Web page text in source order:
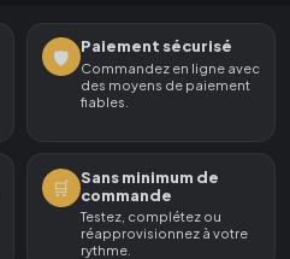
🛡️ Paiement sécurisé
Commandez en ligne avec
des moyens de paiement
fiables.
🛒
Sans minimum de
commande
Testez, complétez ou
réapprovisionnez à votre
rythme.